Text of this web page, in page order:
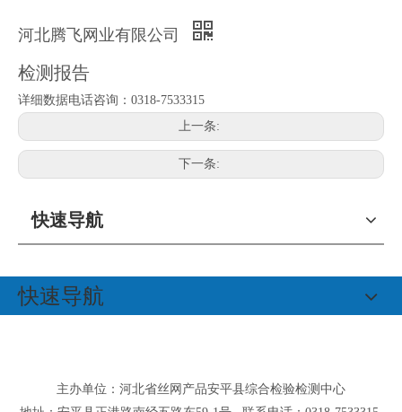
河北腾飞网业有限公司
检测报告
详细数据电话咨询：0318-7533315
上一条:
下一条:
快速导航
快速导航
主办单位：河北省丝网产品安平县综合检验检测中心